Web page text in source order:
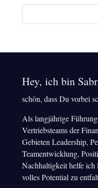
Hey, ich bin
schön, dass Du vorbei
Als langjährige
Vertriebsteams der
Gebieten Leadership,
Teamentwicklung,
Nachhaltigkeit helfe
volles Potential zu